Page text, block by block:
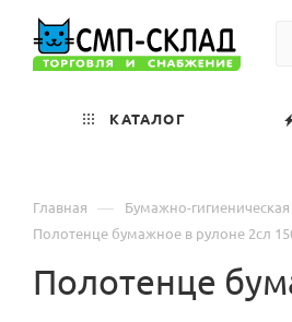
КАТАЛОГ
Главная — Бумажно-
Полотенце бумажное в рулоне 2сл
Полотенце